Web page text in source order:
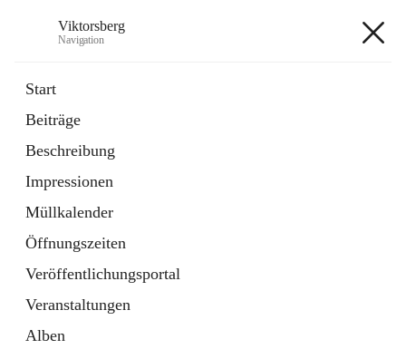
Viktorsberg
Navigation
Start
Beiträge
Beschreibung
Impressionen
Müllkalender
Öffnungszeiten
Veröffentlichungsportal
Veranstaltungen
Alben
1 Schnellzugriff
Bürgerservice
10 Schnellzugriffe